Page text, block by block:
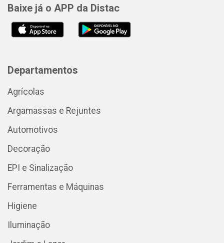
Baixe já o APP da Distac
Departamentos
Agrícolas
Argamassas e Rejuntes
Automotivos
Decoração
EPI e Sinalização
Ferramentas e Máquinas
Higiene
Iluminação